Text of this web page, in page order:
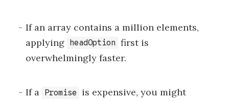
If an array contains a million elements,
applying
headOption first is
overwhelmingly faster.
If a Promise
is expensive, you might